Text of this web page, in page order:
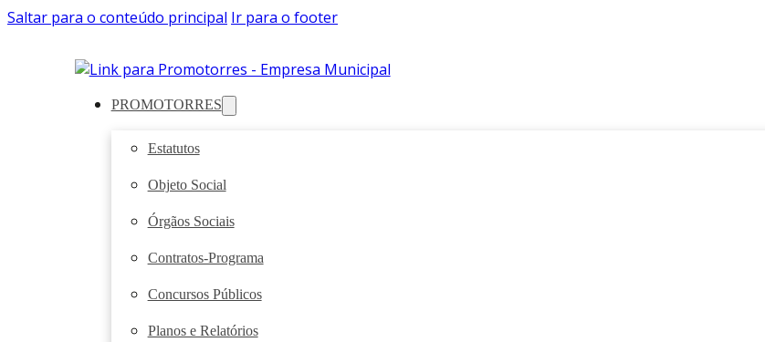
Saltar para o conteúdo principal Ir para o footer
PROMOTORRES
Estatutos
Objeto Social
Órgãos Sociais
Contratos-Programa
Concursos Públicos
Planos e Relatórios